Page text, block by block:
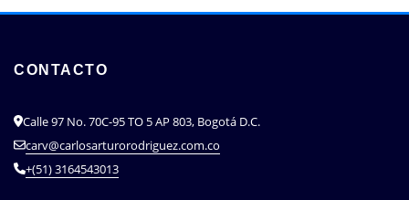
CONTACTO
Calle 97 No. 70C-95 TO 5 AP 803, Bogotá D.C.
carv@carlosarturorodriguez.com.co
+(51) 3164543013